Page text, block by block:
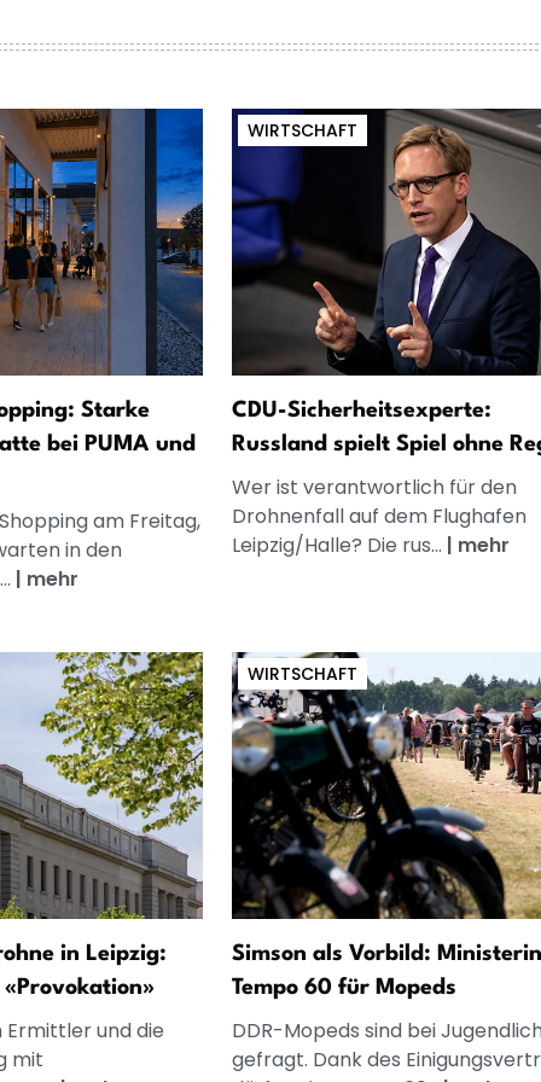
Starke
bei PUMA und
am Freitag,
in den
| mehr
WIRTSCHAFT
CDU-Sicherheitsexperte:
Russland spielt Spiel ohne
Wer ist verantwortlich für den
Drohnenfall auf dem Flughafen
Leipzig/Halle? Die rus... | mehr
in Leipzig:
und die
mit
WIRTSCHAFT
Simson als Vorbild:
Tempo 60 für Mopeds
DDR-Mopeds sind bei
gefragt. Dank des